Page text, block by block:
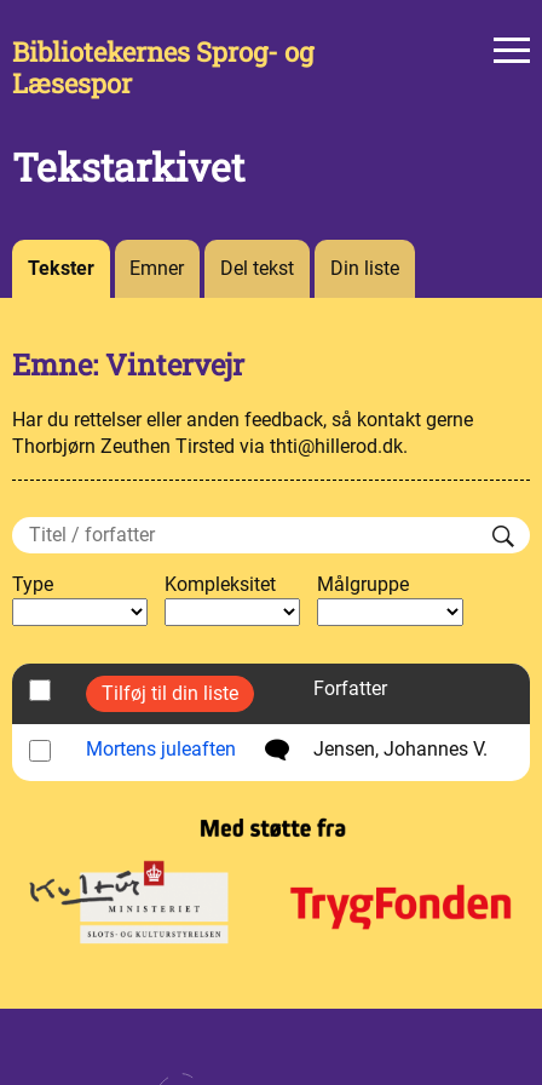
Bibliotekernes Sprog- og
Læsespor
Tekstarkivet
Tekster Emner Del tekst Din liste
Emne: Vintervejr
Har du rettelser eller anden feedback, så kontakt gerne
Thorbjørn Zeuthen Tirsted via thti@hillerod.dk.
Type Kompleksitet Målgruppe
Forfatter
Mortens juleaften Jensen, Johannes V.